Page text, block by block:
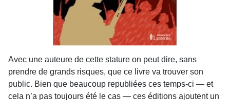
Avec une auteure de cette stature on peut dire, sans
prendre de grands risques, que ce livre va trouver son
public. Bien que beaucoup republiées ces temps-ci — et
cela n’a pas toujours été le cas — ces éditions ajoutent un